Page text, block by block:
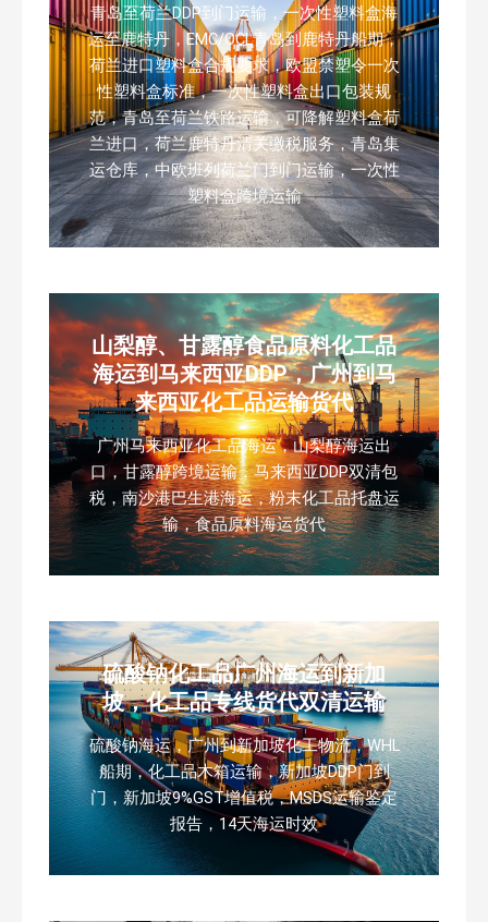
青岛至荷兰DDP到门运输，一次性塑料盒海
运至鹿特丹，EMC/OCL青岛到鹿特丹船期，
荷兰进口塑料盒合规要求，欧盟禁塑令一次
性塑料盒标准，一次性塑料盒出口包装规
范，青岛至荷兰铁路运输，可降解塑料盒荷
兰进口，荷兰鹿特丹清关缴税服务，青岛集
运仓库，中欧班列荷兰门到门运输，一次性
塑料盒跨境运输
山梨醇、甘露醇食品原料化工品
海运到马来西亚DDP，广州到马
来西亚化工品运输货代
广州马来西亚化工品海运，山梨醇海运出
口，甘露醇跨境运输，马来西亚DDP双清包
税，南沙港巴生港海运，粉末化工品托盘运
输，食品原料海运货代
硫酸钠化工品广州海运到新加
坡，化工品专线货代双清运输
硫酸钠海运，广州到新加坡化工物流，WHL
船期，化工品木箱运输，新加坡DDP门到
门，新加坡9%GST增值税，MSDS运输鉴定
报告，14天海运时效